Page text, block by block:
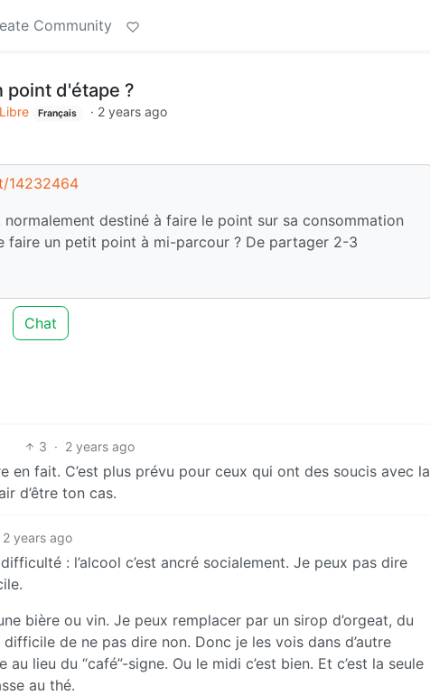
Community
point d'étape ?
Français · 2 years ago
14232464
destiné à faire le point sur sa consommation
faire un petit point à mi-parcour ? De partager 2-3
Chat
3 · 2 years ago
en fait. C’est plus prévu pour ceux qui ont des soucis avec la
d’être ton cas.
2 years ago
: l’alcool c’est ancré socialement. Je peux pas dire
bière ou vin. Je peux remplacer par un sirop d’orgeat, du
de ne pas dire non. Donc je les vois dans d’autre
lieu du “café”-signe. Ou le midi c’est bien. Et c’est la seule
au thé.